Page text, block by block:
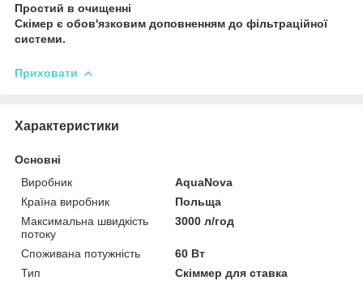
Простий в очищенні
Скімер є обов'язковим доповненням до фільтраційної
системи.
Приховати
Характеристики
Основні
Виробник
AquaNova
Країна виробник
Польща
Максимальна швидкість
потоку
3000 л/год
Споживана потужність
60 Вт
Тип
Скіммер для ставка